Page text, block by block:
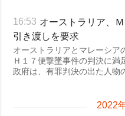
16:53 オーストラリア、
引き渡しを要求
オーストラリアとマレーシア
Ｈ１７便撃墜事件の判決に満
政府は、有罪判決の出た人物
2022